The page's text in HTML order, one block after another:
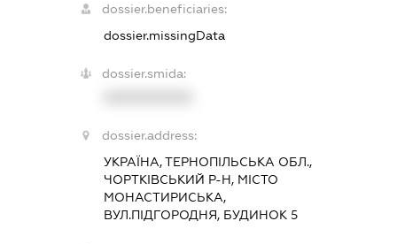
dossier.beneficiaries:
dossier.missingData
dossier.smida:
dossier.address:
УКРАЇНА, ТЕРНОПІЛЬСЬКА ОБЛ.,
ЧОРТКІВСЬКИЙ Р-Н, МІСТО
МОНАСТИРИСЬКА,
ВУЛ.ПІДГОРОДНЯ, БУДИНОК 5